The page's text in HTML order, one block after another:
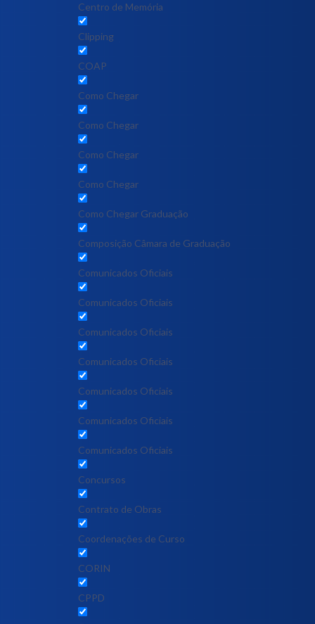
Centro de Memória
Clipping
COAP
Como Chegar
Como Chegar
Como Chegar
Como Chegar
Como Chegar Graduação
Composição Câmara de Graduação
Comunicados Oficiais
Comunicados Oficiais
Comunicados Oficiais
Comunicados Oficiais
Comunicados Oficiais
Comunicados Oficiais
Comunicados Oficiais
Concursos
Contrato de Obras
Coordenações de Curso
CORIN
CPPD